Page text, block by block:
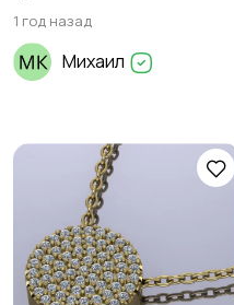
1 год назад
Михаил